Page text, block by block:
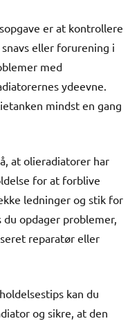
er at kontrollere
eller forurening i
med
ydeevne.
mindst en gang
at olieradiatorer har
for at forblive
ledninger og stik for
opdager problemer,
reparatør eller
kan du
og sikre, at den